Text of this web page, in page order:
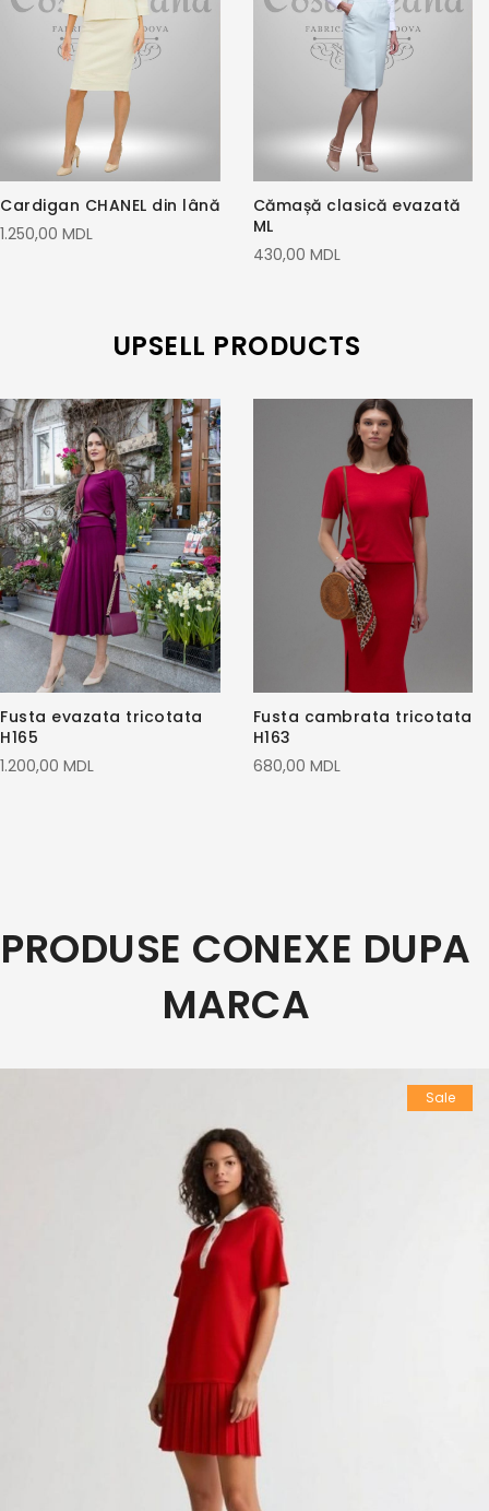
Cardigan CHANEL din lână
1.250,00 MDL
Cămașă clasică evazată
ML
430,00 MDL
UPSELL PRODUCTS
Fusta evazata tricotata
H165
1.200,00 MDL
Fusta cambrata tricotata
H163
680,00 MDL
PRODUSE CONEXE DUPA
MARCA
Sale